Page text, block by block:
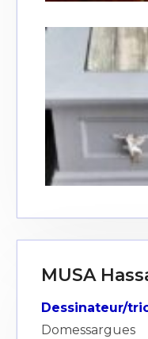
MUSA
Dessinateur/
Domessargues